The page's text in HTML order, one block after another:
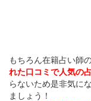
もちろん在籍占い師
れた口コミで人気の
らないため是非気に
ましょう！